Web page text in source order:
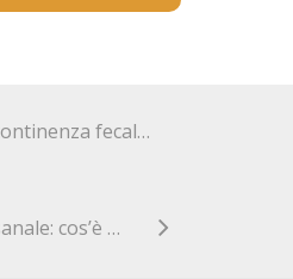
Soiling e incontinenza fecale: come affrontarli
Ecografia transanale: cos’è e a cosa serve